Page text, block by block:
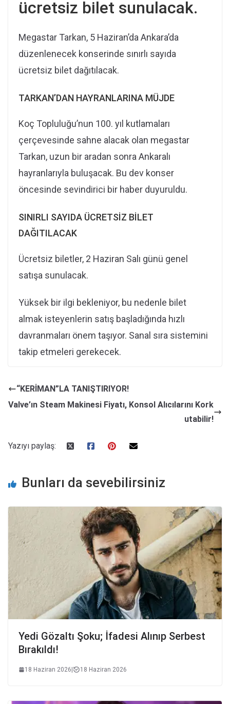
ücretsiz bilet sunulacak.
Megastar Tarkan, 5 Haziran’da Ankara’da
düzenlenecek konserinde sınırlı sayıda
ücretsiz bilet dağıtılacak.
TARKAN’DAN HAYRANLARINA MÜJDE
Koç Topluluğu’nun 100. yıl kutlamaları
çerçevesinde sahne alacak olan megastar
Tarkan, uzun bir aradan sonra Ankaralı
hayranlarıyla buluşacak. Bu dev konser
öncesinde sevindirici bir haber duyuruldu.
SINIRLI SAYIDA ÜCRETSİZ BİLET
DAĞITILACAK
Ücretsiz biletler, 2 Haziran Salı günü genel
satışa sunulacak.
Yüksek bir ilgi bekleniyor, bu nedenle bilet
almak isteyenlerin satış başladığında hızlı
davranmaları önem taşıyor. Sanal sıra sistemini
takip etmeleri gerekecek.
“KERİMAN”LA TANIŞTIRIYOR!
Valve’ın Steam Makinesi Fiyatı, Konsol Alıcılarını Kork
utabilir!
Yazıyı paylaş:
Bunları da sevebilirsiniz
Yedi Gözaltı Şoku; İfadesi Alınıp Serbest
Bırakıldı!
18 Haziran 2026| 18 Haziran 2026